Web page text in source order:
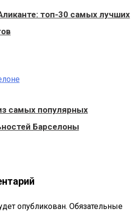
топ-30 самых лучших
самых популярных
Барселоны
опубликован. Обязательные